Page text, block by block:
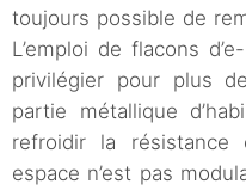
toujours possible de
L’emploi de flacons
privilégier pour plus
partie métallique
refroidir la
espace n’est pas